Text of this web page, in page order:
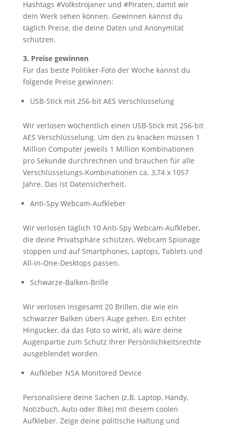
Hashtags #Volkstrojaner und #Piraten, damit wir
dein Werk sehen können. Gewinnen kannst du
täglich Preise, die deine Daten und Anonymität
schützen.
3. Preise gewinnen
Für das beste Politiker-Foto der Woche kannst du
folgende Preise gewinnen:
USB-Stick mit 256-bit AES Verschlüsselung
Wir verlosen wöchentlich einen USB-Stick mit 256-bit
AES Verschlüsselung. Um den zu knacken müssen 1
Million Computer jeweils 1 Million Kombinationen
pro Sekunde durchrechnen und brauchen für alle
Verschlüsselungs-Kombinationen ca. 3,74 x 1057
Jahre. Das ist Datensicherheit.
Anti-Spy Webcam-Aufkleber
Wir verlosen täglich 10 Anti-Spy Webcam-Aufkleber,
die deine Privatsphäre schützen, Webcam Spionage
stoppen und auf Smartphones, Laptops, Tablets und
All-in-One-Desktops passen.
Schwarze-Balken-Brille
Wir verlosen insgesamt 20 Brillen, die wie ein
schwarzer Balken übers Auge gehen. Ein echter
Hingucker, da das Foto so wirkt, als wäre deine
Augenpartie zum Schutz Ihrer Persönlichkeitsrechte
ausgeblendet worden.
Aufkleber NSA Monitored Device
Personalisiere deine Sachen (z.B. Laptop, Handy,
Notizbuch, Auto oder Bike) mit diesem coolen
Aufkleber. Zeige deine politische Haltung und